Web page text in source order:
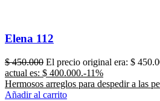
Elena 112
$450.000 El precio original era: $
actual es: $ 400.000.-11%
Hermosos arreglos para despedir a las
Añadir al carrito